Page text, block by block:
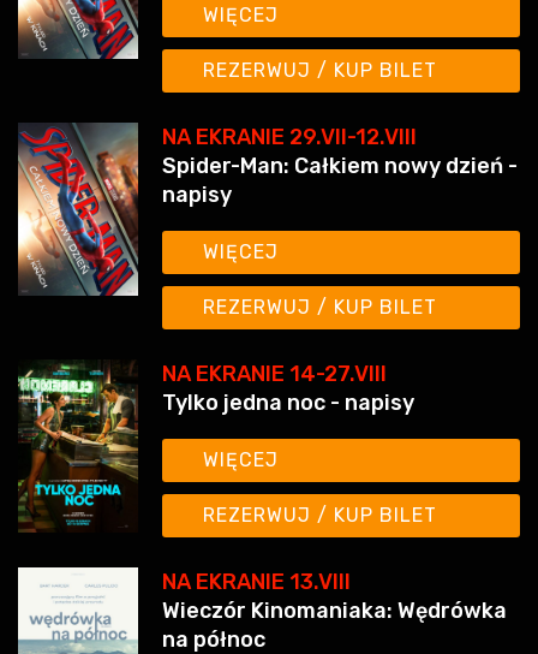
WIĘCEJ
REZERWUJ / KUP BILET
NA EKRANIE 29.VII-12.VIII
Spider-Man: Całkiem nowy dzień -
napisy
WIĘCEJ
REZERWUJ / KUP BILET
NA EKRANIE 14-27.VIII
Tylko jedna noc - napisy
WIĘCEJ
REZERWUJ / KUP BILET
NA EKRANIE 13.VIII
Wieczór Kinomaniaka: Wędrówka
na północ